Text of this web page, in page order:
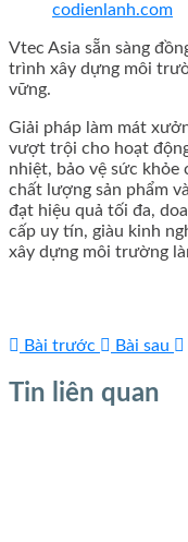
codienlanh.com
Vtec Asia sẵn sàng
trình xây dựng môi
vững.
Giải pháp làm mát
vượt trội cho hoạt
nhiệt, bảo vệ sức khỏe
chất lượng sản phẩm
đạt hiệu quả tối đa,
cấp uy tín, giàu kinh
xây dựng môi trường
Bài trước Bài sau
Tin liên quan